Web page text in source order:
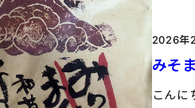
2026年
みそ
こんに